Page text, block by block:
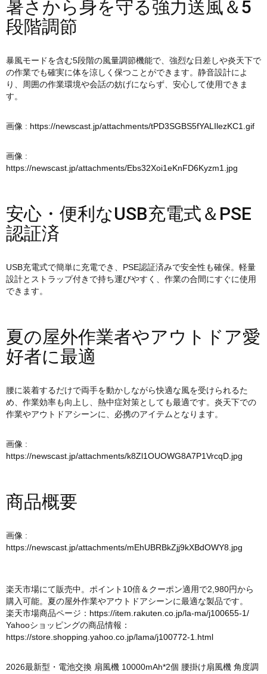
暑さから身を守る強力送風＆5
段階調節
暴風モードを含む5段階の風量調節機能で、強烈な日差しや炎天下で
の作業でも確実に体を涼しく保つことができます。静音設計によ
り、周囲の作業環境や会話の妨げにならず、安心して使用できま
す。
画像 : https://newscast.jp/attachments/tPD3SGBS5fYALIlezKC1.gif
画像 :
https://newscast.jp/attachments/Ebs32Xoi1eKnFD6Kyzm1.jpg
安心・便利なUSB充電式＆PSE
認証済
USB充電式で簡単に充電でき、PSE認証済みで安全性も確保。軽量
設計とストラップ付きで持ち運びやすく、作業の合間にすぐに使用
できます。
夏の屋外作業者やアウトドア愛
好者に最適
腰に装着するだけで両手を動かしながら快適な風を受けられるた
め、作業効率も向上し、熱中症対策としても最適です。炎天下での
作業やアウトドアシーンに、必携のアイテムとなります。
画像 :
https://newscast.jp/attachments/k8Zl1OUOWG8A7P1VrcqD.jpg
商品概要
画像 :
https://newscast.jp/attachments/mEhUBRBkZjj9kXBdOWY8.jpg
楽天市場にて販売中。ポイント10倍＆クーポン適用で2,980円から
購入可能。夏の屋外作業やアウトドアシーンに最適な製品です。
楽天市場商品ページ： https://item.rakuten.co.jp/la-ma/j100655-1/
Yahooショッピングの商品情報：
https://store.shopping.yahoo.co.jp/lama/j100772-1.html
2026最新型・電池交換 扇風機 10000mAh*2個 腰掛け扇風機 角度調